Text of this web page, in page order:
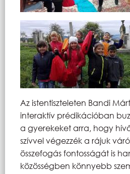
Az istentiszteleten Bandi
interaktív prédikációban
a gyerekeket arra, hogy
szívvel végezzék a rájuk
összefogás fontosságát is
közösségben könnyebb